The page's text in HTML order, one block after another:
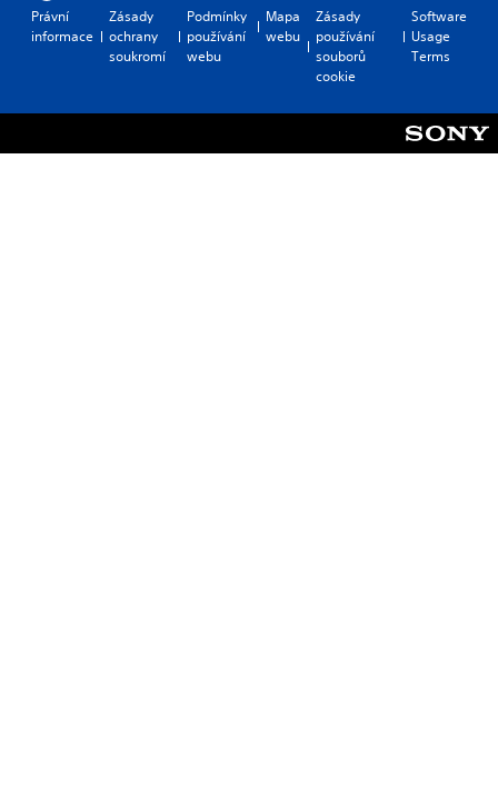
Právní
informace
Zásady
ochrany
soukromí
Podmínky
používání
webu
Mapa
webu
Zásady
používání
souborů
cookie
Software
Usage
Terms